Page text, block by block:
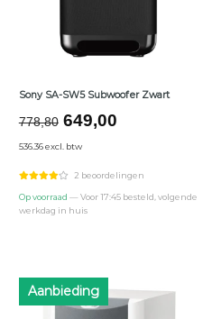
Sony SA-SW5 Subwoofer Zwart
778,80 Oorspronkelijke
prijs
was:
€778,80.
649,00Huidige
€649,00.
536.36 excl. btw
2 beoordelingen
Op voorraad — Voor 17:45 besteld, volgende
werkdag in huis
Aanbieding